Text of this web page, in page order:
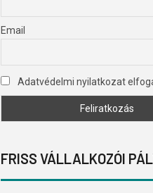
Email
Adatvédelmi nyilatkozat
FRISS VÁLLALKOZÓI